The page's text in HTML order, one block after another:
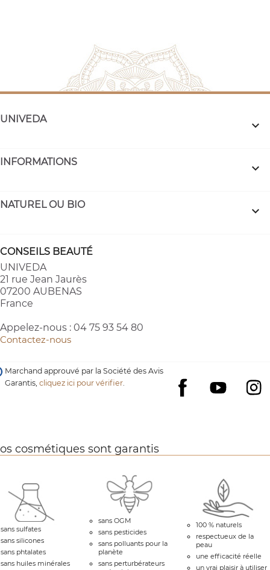
UNIVEDA 
INFORMATIONS 
NATUREL OU BIO 
CONSEILS BEAUTÉ
UNIVEDA
21 rue Jean Jaurès
07200 AUBENAS
France
Appelez-nous : 04 75 93 54 80
Contactez-nous
Facebook
YouTube
Marchand approuvé par la Société des Avis
Garantis,cliquez ici pour vérifier.
cosmétiques sont garantis
sans sulfates
sans silicones
sans phtalates
sans huiles minérales
sans OGM
sans pesticides
sans polluants pour la
planète
sans perturbérateurs
100 % naturels
respectueux de la
peau
une efficacité réelle
un vrai plaisir à utiliser